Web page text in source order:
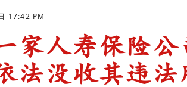
17:42 PM
家人寿保险
法‌没收其违法